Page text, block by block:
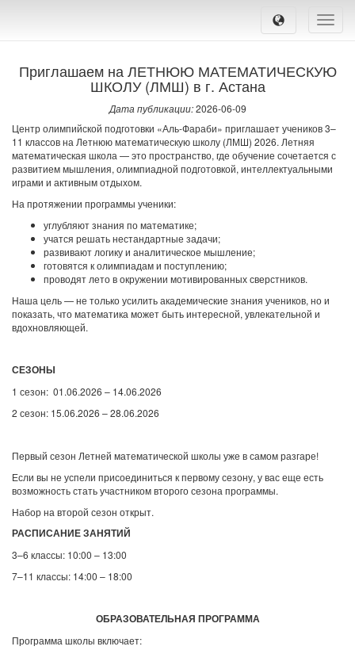
Toggle
Приглашаем на ЛЕТНЮЮ МАТЕМАТИЧЕСКУЮ
ШКОЛУ (ЛМШ) в г. Астана
Дата публикации:2026-06-09
Центр олимпийской подготовки «Аль-Фараби» приглашает учеников 3–
11 классов на Летнюю математическую школу (ЛМШ) 2026. Летняя
математическая школа — это пространство, где обучение сочетается с
развитием мышления, олимпиадной подготовкой, интеллектуальными
играми и активным отдыхом.
На протяжении программы ученики:
углубляют знания по математике;
учатся решать нестандартные задачи;
развивают логику и аналитическое мышление;
готовятся к олимпиадам и поступлению;
проводят лето в окружении мотивированных сверстников.
Наша цель — не только усилить академические знания учеников, но и
показать, что математика может быть интересной, увлекательной и
вдохновляющей.
СЕЗОНЫ
1 сезон: 01.06.2026 – 14.06.2026
2 сезон: 15.06.2026 – 28.06.2026
Первый сезон Летней математической школы уже в самом разгаре!
Если вы не успели присоединиться к первому сезону, у вас еще есть
возможность стать участником второго сезона программы.
Набор на второй сезон открыт.
РАСПИСАНИЕ ЗАНЯТИЙ
3–6 классы: 10:00 – 13:00
7–11 классы: 14:00 – 18:00
ОБРАЗОВАТЕЛЬНАЯ ПРОГРАММА
Программа школы включает: